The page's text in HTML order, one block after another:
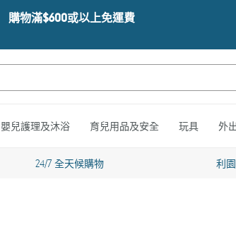
購物滿$600或以上免運費
嬰兒護理及沐浴 育兒用品及安全 玩具 外
24/7 全天候購物 利